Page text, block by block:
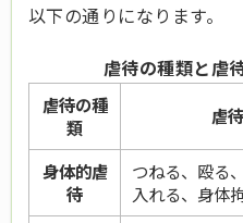
以下の通りになります。
虐待の種類と虐
虐待の種
類
虐
身体的虐
待
つねる、殴る
入れる、身体